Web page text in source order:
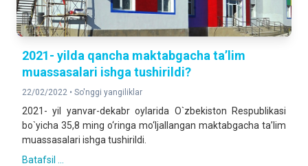
2021- yilda qancha maktabgacha ta’lim
muassasalari ishga tushirildi?
22/02/2022 • So'nggi yangiliklar
2021- yil yanvar-dekabr oylarida O`zbekiston Respublikasi
bo`yicha 35,8 ming o‘ringa mo‘ljallangan maktabgacha ta’lim
muassasalari ishga tushirildi.
Batafsil ...